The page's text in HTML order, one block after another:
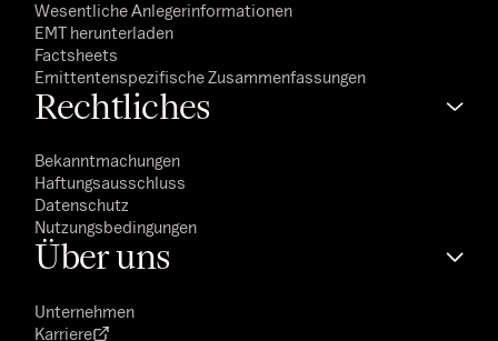
Wesentliche Anlegerinformationen
EMT herunterladen
Factsheets
Emittentenspezifische Zusammenfassungen
Rechtliches
Bekanntmachungen
Haftungsausschluss
Datenschutz
Nutzungsbedingungen
Über uns
Unternehmen
Karriere